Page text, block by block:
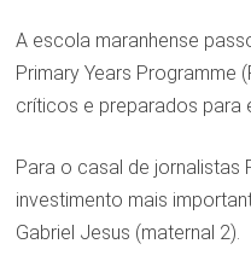
A escola maranhense
Primary Years Programme
críticos e preparados para
Para o casal de jornalistas
investimento mais
Gabriel Jesus (maternal 2).